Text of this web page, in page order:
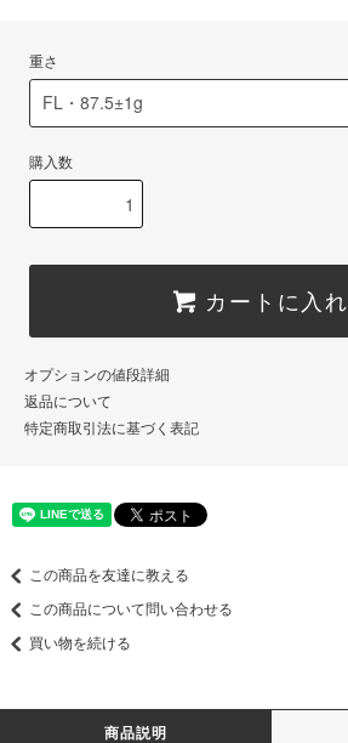
重さ
購入数
カートに入
オプションの値段詳細
返品について
特定商取引法に基づく表記
この商品を友達に教える
この商品について問い合わせる
買い物を続ける
商品説明